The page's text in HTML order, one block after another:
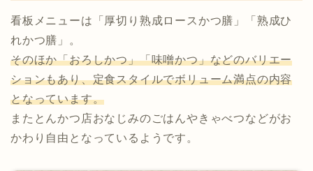
看板メニューは「厚切り熟成ロースかつ膳」「熟成ひ
れかつ膳」。
そのほか「おろしかつ」「味噌かつ」などのバリエー
ションもあり、定食スタイルでボリューム満点の内容
となっています。
またとんかつ店おなじみのごはんやきゃべつなどがお
かわり自由となっているようです。